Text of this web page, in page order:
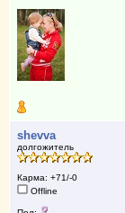
shevva
долгожитель
Карма: +71/-0
Offline